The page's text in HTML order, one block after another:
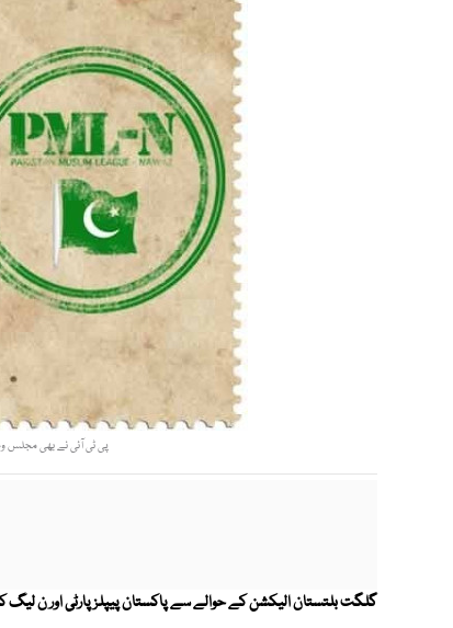
پی ٹی آئی نے بھی مجلس
گلگت بلتستان الیکشن کے حوالے سے پاکستان پیپلز پارٹی اور ن لیگ